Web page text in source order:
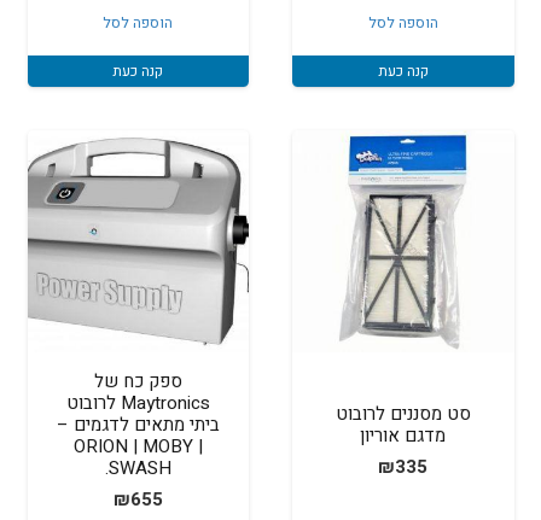
הוספה לסל
קנה כעת
הוספה לסל
קנה כעת
סט מסננים לרובוט
מדגם אוריון
₪335
ספק כח של
Maytronics לרובוט
ביתי מתאים לדגמים –
ORION | MOBY |
SWASH.
₪655